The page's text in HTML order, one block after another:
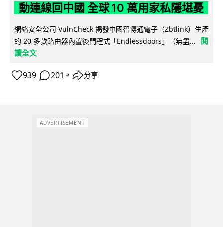
動連線回中國 全球 10 萬用家私隱堪憂
網絡安全公司 VulnCheck 揭發中國智博通電子（Zbtlink）生產
的 20 多款路由器內置後門程式「Endlessdoors」（無盡...
閱
讀全文
939 201 ↗ 分享
ADVERTISEMENT